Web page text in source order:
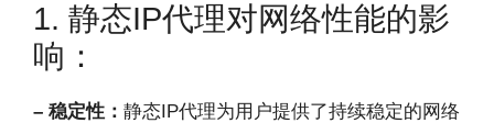
1. 静态IP代理对网络性能的影
响：
– 稳定性： 静态IP代理为用户提供了持续稳定的网络